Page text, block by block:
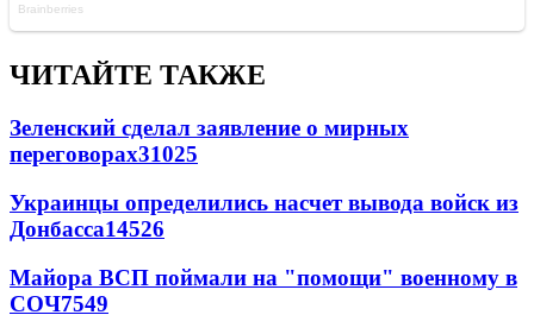
ЧИТАЙТЕ ТАКЖЕ
Зеленский сделал заявление о мирных
переговорах31025
Украинцы определились насчет вывода войск из
Донбасса14526
Майора ВСП поймали на "помощи" военному в
СОЧ7549